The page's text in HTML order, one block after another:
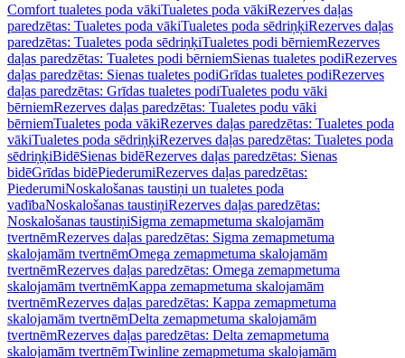
Comfort tualetes poda vākiTualetes poda vākiRezerves daļas
paredzētas: Tualetes poda vākiTualetes poda sēdriņķiRezerves daļas
paredzētas: Tualetes poda sēdriņķiTualetes podi bērniemRezerves
daļas paredzētas: Tualetes podi bērniemSienas tualetes podiRezerves
daļas paredzētas: Sienas tualetes podiGrīdas tualetes podiRezerves
daļas paredzētas: Grīdas tualetes podiTualetes podu vāki
bērniemRezerves daļas paredzētas: Tualetes podu vāki
bērniemTualetes poda vākiRezerves daļas paredzētas: Tualetes poda
vākiTualetes poda sēdriņķiRezerves daļas paredzētas: Tualetes poda
sēdriņķiBidēSienas bidēRezerves daļas paredzētas: Sienas
bidēGrīdas bidēPiederumiRezerves daļas paredzētas:
PiederumiNoskalošanas taustiņi un tualetes poda
vadībaNoskalošanas taustiņiRezerves daļas paredzētas:
Noskalošanas taustiņiSigma zemapmetuma skalojamām
tvertnēmRezerves daļas paredzētas: Sigma zemapmetuma
skalojamām tvertnēmOmega zemapmetuma skalojamām
tvertnēmRezerves daļas paredzētas: Omega zemapmetuma
skalojamām tvertnēmKappa zemapmetuma skalojamām
tvertnēmRezerves daļas paredzētas: Kappa zemapmetuma
skalojamām tvertnēmDelta zemapmetuma skalojamām
tvertnēmRezerves daļas paredzētas: Delta zemapmetuma
skalojamām tvertnēmTwinline zemapmetuma skalojamām